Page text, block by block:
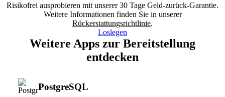
Risikofrei ausprobieren mit unserer 30 Tage Geld-zurück-Garantie.
Weitere Informationen finden Sie in unserer
Rückerstattungsrichtlinie.
Loslegen
Weitere Apps zur Bereitstellung
entdecken
PostgreSQL